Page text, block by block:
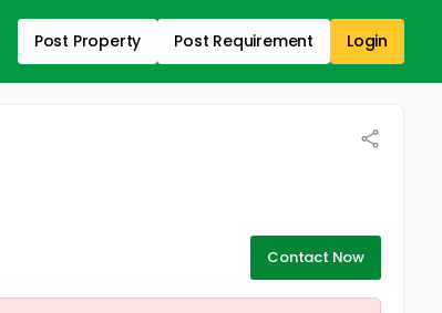
Post Property Post Requirement Login
Contact Now